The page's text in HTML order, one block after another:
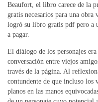
Beaufort, el libro carece de la
gratis necesarios para una obra
logró su libro gratis pdf pero a
a pagar.
El diálogo de los personajes
conversación entre viejos
través de la página. Al
contundente de que incluso los
planos en las manos